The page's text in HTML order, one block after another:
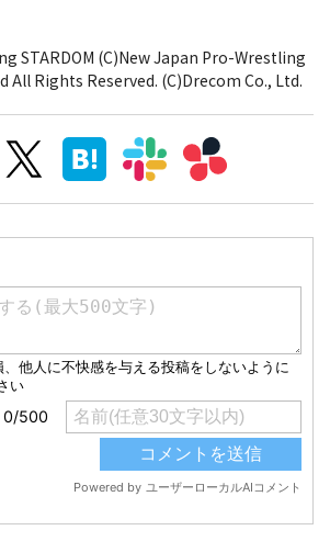
STARDOM (C)New Japan Pro-Wrestling
All Rights Reserved. (C)Drecom Co., Ltd.